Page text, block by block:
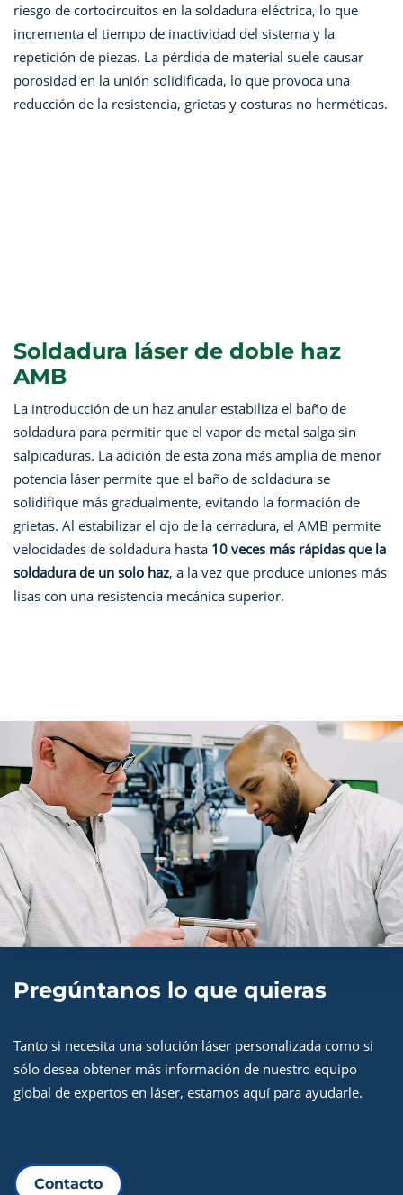
riesgo de cortocircuitos en la soldadura eléctrica, lo que
incrementa el tiempo de inactividad del sistema y la
repetición de piezas. La pérdida de material suele causar
porosidad en la unión solidificada, lo que provoca una
reducción de la resistencia, grietas y costuras no herméticas.
Soldadura láser de doble haz
AMB
La introducción de un haz anular estabiliza el baño de
soldadura para permitir que el vapor de metal salga sin
salpicaduras. La adición de esta zona más amplia de menor
potencia láser permite que el baño de soldadura se
solidifique más gradualmente, evitando la formación de
grietas. Al estabilizar el ojo de la cerradura, el AMB permite
velocidades de soldadura hasta 10 veces más rápidas que la
soldadura de un solo haz, a la vez que produce uniones más
lisas con una resistencia mecánica superior.
Pregúntanos lo que quieras
Tanto si necesita una solución láser personalizada como si
sólo desea obtener más información de nuestro equipo
global de expertos en láser, estamos aquí para ayudarle.
Contacto